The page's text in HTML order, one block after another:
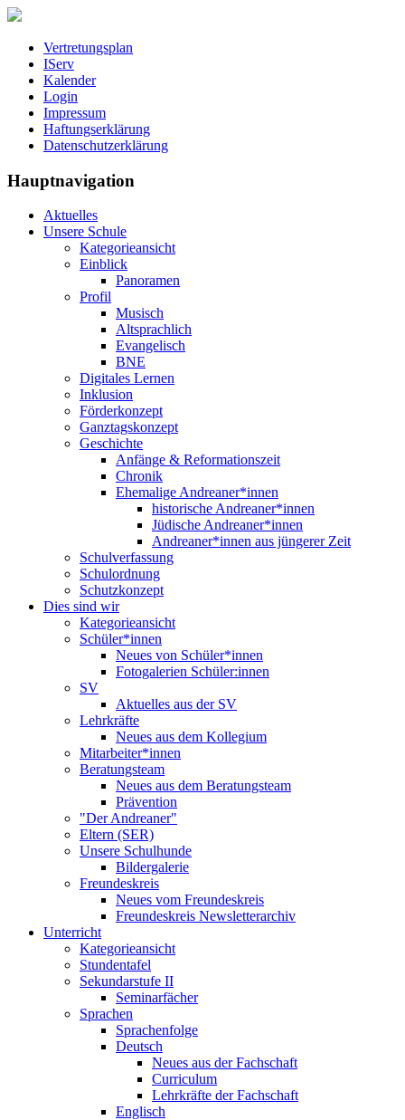
Vertretungsplan
IServ
Kalender
Login
Impressum
Haftungserklärung
Datenschutzerklärung
Hauptnavigation
Aktuelles
Unsere Schule
Kategorieansicht
Einblick
Panoramen
Profil
Musisch
Altsprachlich
Evangelisch
BNE
Digitales Lernen
Inklusion
Förderkonzept
Ganztagskonzept
Geschichte
Anfänge & Reformationszeit
Chronik
Ehemalige Andreaner*innen
historische Andreaner*innen
Jüdische Andreaner*innen
Andreaner*innen aus jüngerer Zeit
Schulverfassung
Schulordnung
Schutzkonzept
Dies sind wir
Kategorieansicht
Schüler*innen
Neues von Schüler*innen
Fotogalerien Schüler:innen
SV
Aktuelles aus der SV
Lehrkräfte
Neues aus dem Kollegium
Mitarbeiter*innen
Beratungsteam
Neues aus dem Beratungsteam
Prävention
"Der Andreaner"
Eltern (SER)
Unsere Schulhunde
Bildergalerie
Freundeskreis
Neues vom Freundeskreis
Freundeskreis Newsletterarchiv
Unterricht
Kategorieansicht
Stundentafel
Sekundarstufe II
Seminarfächer
Sprachen
Sprachenfolge
Deutsch
Neues aus der Fachschaft
Curriculum
Lehrkräfte der Fachschaft
Englisch